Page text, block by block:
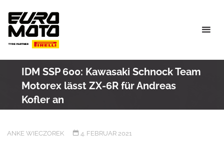
content
IDM SSP 600: Kawasaki Schnock Team
Motorex lässt ZX-6R für Andreas
Kofler an
ANKE WIECZOREK 4. FEBRUAR 2021